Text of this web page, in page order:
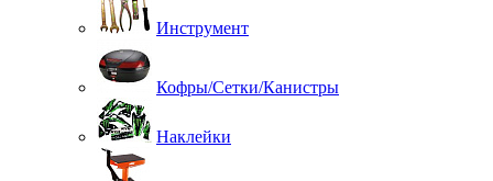
Инструмент
Кофры/Сетки/Канистры
Наклейки